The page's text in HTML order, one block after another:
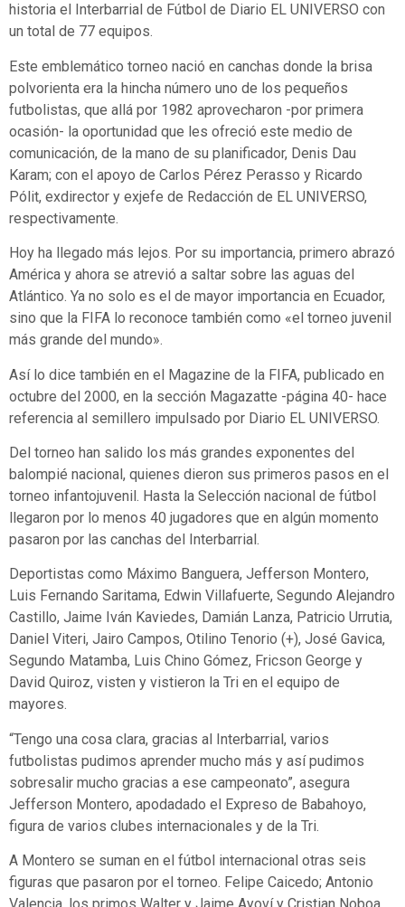
historia el Interbarrial de Fútbol de Diario EL UNIVERSO con
un total de 77 equipos.
Este emblemático torneo nació en canchas donde la brisa
polvorienta era la hincha número uno de los pequeños
futbolistas, que allá por 1982 aprovecharon -por primera
ocasión- la oportunidad que les ofreció este medio de
comunicación, de la mano de su planificador, Denis Dau
Karam; con el apoyo de Carlos Pérez Perasso y Ricardo
Pólit, exdirector y exjefe de Redacción de EL UNIVERSO,
respectivamente.
Hoy ha llegado más lejos. Por su importancia, primero abrazó
América y ahora se atrevió a saltar sobre las aguas del
Atlántico. Ya no solo es el de mayor importancia en Ecuador,
sino que la FIFA lo reconoce también como «el torneo juvenil
más grande del mundo».
Así lo dice también en el Magazine de la FIFA, publicado en
octubre del 2000, en la sección Magazatte -página 40- hace
referencia al semillero impulsado por Diario EL UNIVERSO.
Del torneo han salido los más grandes exponentes del
balompié nacional, quienes dieron sus primeros pasos en el
torneo infantojuvenil. Hasta la Selección nacional de fútbol
llegaron por lo menos 40 jugadores que en algún momento
pasaron por las canchas del Interbarrial.
Deportistas como Máximo Banguera, Jefferson Montero,
Luis Fernando Saritama, Edwin Villafuerte, Segundo Alejandro
Castillo, Jaime Iván Kaviedes, Damián Lanza, Patricio Urrutia,
Daniel Viteri, Jairo Campos, Otilino Tenorio (+), José Gavica,
Segundo Matamba, Luis Chino Gómez, Fricson George y
David Quiroz, visten y vistieron la Tri en el equipo de
mayores.
“Tengo una cosa clara, gracias al Interbarrial, varios
futbolistas pudimos aprender mucho más y así pudimos
sobresalir mucho gracias a ese campeonato”, asegura
Jefferson Montero, apodadado el Expreso de Babahoyo,
figura de varios clubes internacionales y de la Tri.
A Montero se suman en el fútbol internacional otras seis
figuras que pasaron por el torneo. Felipe Caicedo; Antonio